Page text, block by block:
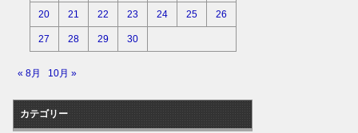
20 21 22 23 24 25 26
27 28 29 30
« 8月 10月 »
カテゴリー